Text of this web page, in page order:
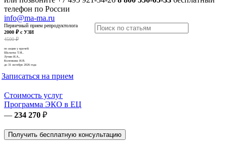
телефон по России
info@ma-ma.ru
Первичный прием репродуктолога
2000 ₽ с УЗИ
4500 ₽
по акции у врачей:
Шалаева Т.И.,
Лучин И.А.,
Коленкина И.В.
до 31 октября 2026 года
Записаться на прием
Стоимость услуг
Программа ЭКО в ЕЦ
— 234 270 ₽
Получить бесплатную консультацию